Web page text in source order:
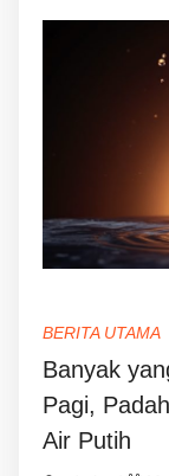
BERITA UTAMA
Banyak
Pagi,
Air Putih